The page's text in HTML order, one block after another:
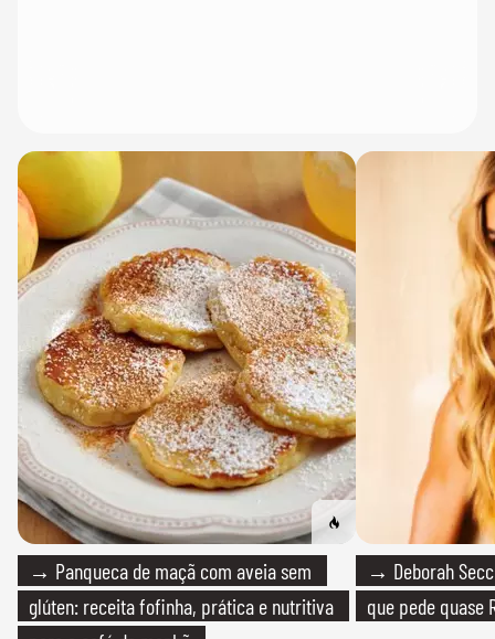
→ Panqueca de maçã com aveia sem
glúten: receita fofinha, prática e nutritiva
→ Deborah
que pede quase